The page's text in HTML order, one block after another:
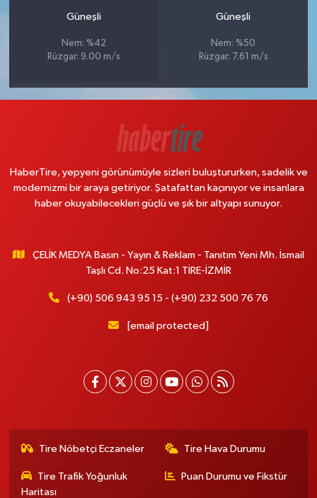
Güneşli
Nem: %42
Rüzgar: 9.00 m/s
Güneşli
Nem: %50
Rüzgar: 7.61 m/s
HaberTire, yepyeni görünümüyle sizleri buluştururken, sadelik ve
modernizmi bir araya getiriyor. Şatafattan kaçınıyor ve insanlara
haber okuyabilecekleri güçlü ve şık bir altyapı sunuyor.
ÇELİK MEDYA Basın - Yayın & Reklam - Tanıtım Yeni Mh. İsmail
Taşlı Cd. No:25 Kat:1 TİRE-İZMİR
(+90) 506 943 95 15 - (+90) 232 500 76 76
[email protected]
Tire Nöbetçi Eczaneler Tire Hava Durumu
Tire Trafik Yoğunluk
Haritası
Puan Durumu ve Fikstür